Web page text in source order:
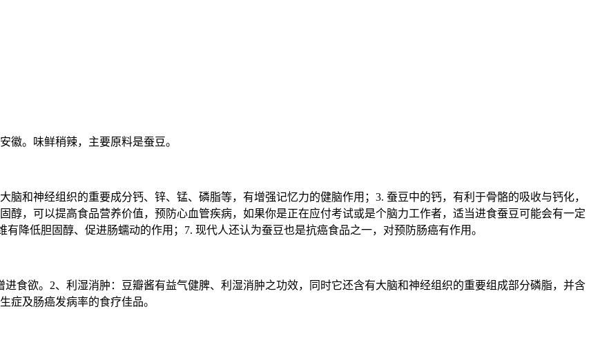
徽。味鲜稍辣，主要原料是蚕豆。
脑和神经组织的重要成分钙、锌、锰、磷脂等，有增强记忆力的健脑作用；3. 蚕豆中的钙，有利于骨骼的吸收与钙化，
醇，可以提高食品营养价值，预防心血管疾病，如果你是正在应付考试或是个脑力工作者，适当进食蚕豆可能会有一定
降低胆固醇、促进肠蠕动的作用；7. 现代人还认为蚕豆也是抗癌食品之一，对预防肠癌有作用。
食欲。2、利湿消肿：豆瓣酱有益气健脾、利湿消肿之功效，同时它还含有大脑和神经组织的重要组成部分磷脂，并含
症及肠癌发病率的食疗佳品。